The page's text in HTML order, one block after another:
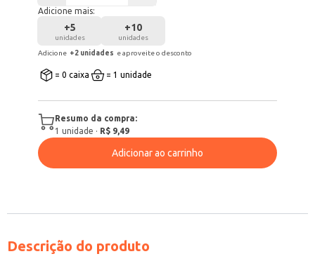
Adicione mais:
+5
unidades
+10
unidades
Adicione +2 unidades e aproveite o desconto
= 0 caixa = 1 unidade
Resumo da compra:
1 unidade · R$ 9,49
Adicionar ao carrinho
Descrição do produto